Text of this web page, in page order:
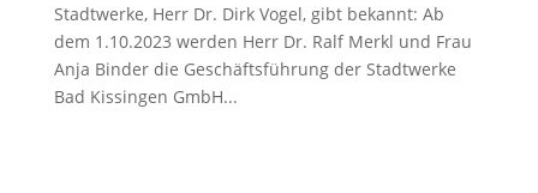
Stadtwerke, Herr Dr. Dirk Vogel, gibt bekannt: Ab
dem 1.10.2023 werden Herr Dr. Ralf Merkl und Frau
Anja Binder die Geschäftsführung der Stadtwerke
Bad Kissingen GmbH...